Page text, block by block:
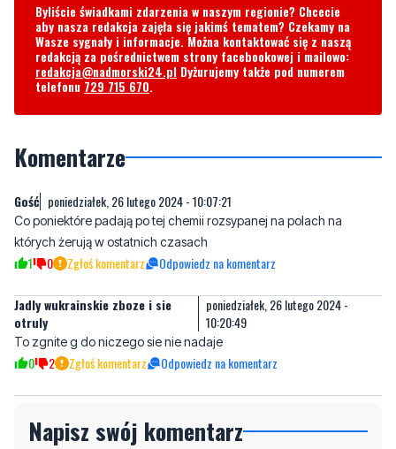
Byliście świadkami zdarzenia w naszym regionie? Chcecie
aby nasza redakcja zajęła się jakimś tematem? Czekamy na
Wasze sygnały i informacje. Można kontaktować się z naszą
redakcją za pośrednictwem strony facebookowej i mailowo:
redakcja@nadmorski24.pl Dyżurujemy także pod numerem
telefonu 729 715 670.
Komentarze
Gość poniedziałek, 26 lutego 2024 - 10:07:21
Co poniektóre padają po tej chemii rozsypanej na polach na
których żerują w ostatnich czasach
1 0 Zgłoś komentarz Odpowiedz na komentarz
Jadly wukrainskie zboze i sie
otruly
poniedziałek, 26 lutego 2024 -
10:20:49
To zgnite g do niczego sie nie nadaje
0 2 Zgłoś komentarz Odpowiedz na komentarz
Napisz swój komentarz